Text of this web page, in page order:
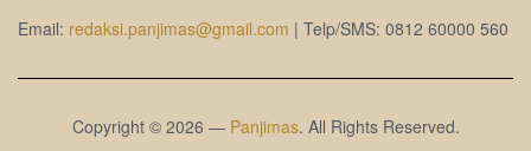
Email: redaksi.panjimas@gmail.com | Telp/SMS: 0812 60000 560
Copyright © 2026 — Panjimas. All Rights Reserved.